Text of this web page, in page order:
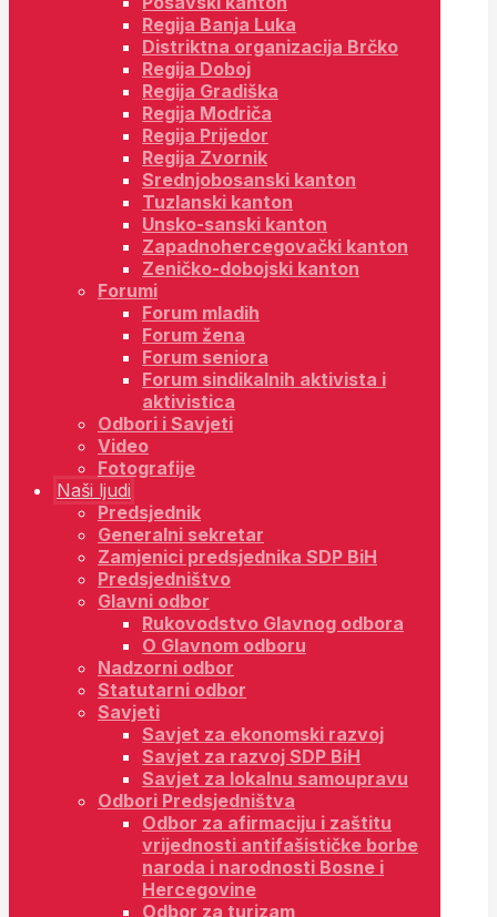
Regija Banja Luka
Distriktna organizacija Brčko
Regija Doboj
Regija Gradiška
Regija Modriča
Regija Prijedor
Regija Zvornik
Srednjobosanski kanton
Tuzlanski kanton
Unsko-sanski kanton
Zapadnohercegovački kanton
Zeničko-dobojski kanton
Forumi
Forum mladih
Forum žena
Forum seniora
Forum sindikalnih aktivista i
aktivistica
Odbori i Savjeti
Video
Fotografije
Naši ljudi
Predsjednik
Generalni sekretar
Zamjenici predsjednika SDP BiH
Predsjedništvo
Glavni odbor
Rukovodstvo Glavnog odbora
O Glavnom odboru
Nadzorni odbor
Statutarni odbor
Savjeti
Savjet za ekonomski razvoj
Savjet za razvoj SDP BiH
Savjet za lokalnu samoupravu
Odbori Predsjedništva
Odbor za afirmaciju i zaštitu
vrijednosti antifašističke borbe
naroda i narodnosti Bosne i
Hercegovine
Odbor za turizam